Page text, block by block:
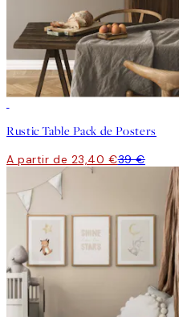
Rustic Table Pack de Posters
A partir de 23,40 €39 €